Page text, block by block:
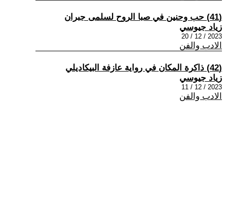
(41) حب وحنين في صبا الروح لسلمى جبران
زياد جيوسي
2023 / 12 / 20
الادب والفن
(42) ذاكرة المكان في رواية عازفة البيكاديلي
زياد جيوسي
2023 / 12 / 11
الادب والفن